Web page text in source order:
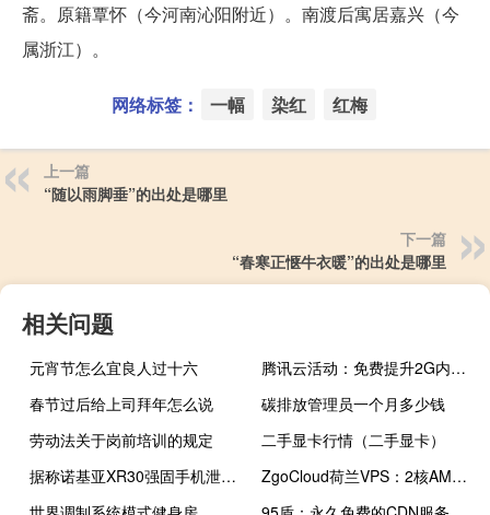
斋。原籍覃怀（今河南沁阳附近）。南渡后寓居嘉兴（今
属浙江）。
网络标签： 一幅 染红 红梅
上一篇
“随以雨脚垂”的出处是哪里
下一篇
“春寒正惬牛衣暖”的出处是哪里
相关问题
元宵节怎么宜良人过十六
腾讯云活动：免费提升2G内存，免费提升1M带宽，免费续费一年时长
春节过后给上司拜年怎么说
碳排放管理员一个月多少钱
劳动法关于岗前培训的规定
二手显卡行情（二手显卡）
据称诺基亚XR30强固手机泄露的渲染图出现
ZgoCloud荷兰VPS：2核AMD EPYC 7402P5/1.5G DDR4/20GB SSD/2TB月流量/1Gbps带宽/5美元/季，支持支付宝/Paypal